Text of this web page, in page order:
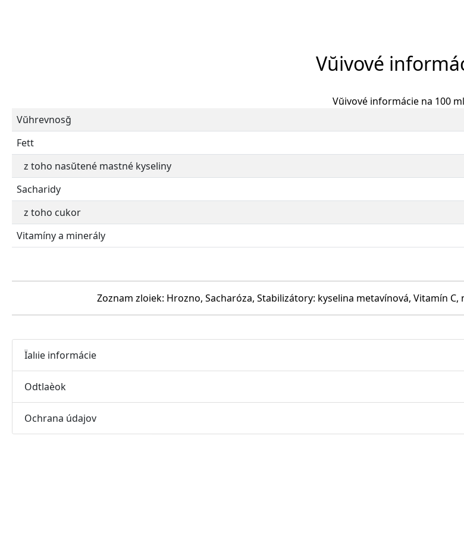
Vŭivové
Vŭivové informácie na 100
Vŭhrevnosğ
Fett
z toho nasŭtené mastné kyseliny
Sacharidy
z toho cukor
Vitamíny a minerály
Zoznam zloiek: Hrozno, Sacharóza, Stabilizátory: kyselina metavínová, Vitamín
Ïalıie informácie
Odtlaèok
Ochrana údajov